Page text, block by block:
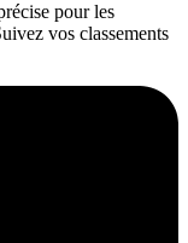
pour les
vos classements